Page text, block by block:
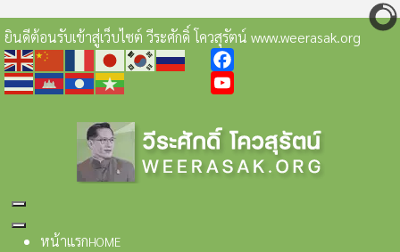
ยินดีต้อนรับเข้าสู่เว็บไซต์ วีระศักดิ์ โควสุรัตน์ www.weerasak.org
Facebook
หน้าแรกHOME